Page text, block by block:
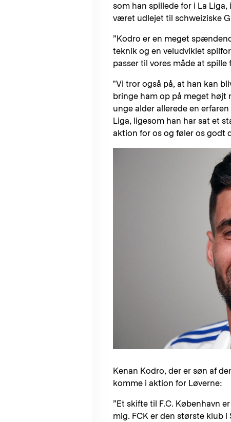
som han spillede for i La
været udlejet til schweiziske
”Kodro er en meget
teknik og en veludviklet
passer til vores måde at
"Vi tror også på, at han kan
bringe ham op på meget højt
unge alder allerede en
Liga, ligesom han har sat et
aktion for os og føler os godt
Kenan Kodro, der er søn af
komme i aktion for Løverne:
”Et skifte til F.C. København
mig. FCK er den største klub